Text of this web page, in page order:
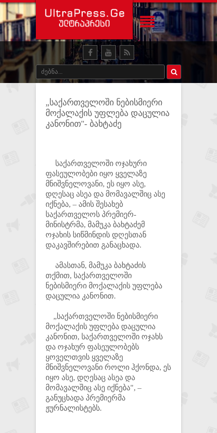
„საქართველოში ნებისმიერი
მოქალაქის უფლება დაცულია
კანონით"- ბახტაძე
საქართველოში ოჯახური
ფასეულობები იყო ყველაზე
მნიშვნელოვანი, ეს იყო ასე,
დღესაც ასეა და მომავალშიც ასე
იქნება, – ამის შესახებ
საქართველოს პრემიერ-
მინისტრმა, მამუკა ბახტაძემ
ოჯახის სიწმინდის დღესთან
დაკავშირებით განაცხადა.
ამასთან, მამუკა ბახტაძის
თქმით, საქართველოში
ნებისმიერი მოქალაქის უფლება
დაცულია კანონით.
„საქართველოში ნებისმიერი
მოქალაქის უფლება დაცულია
კანონით, საქართველოში ოჯახს
და ოჯახურ ფასეულობებს
ყოველთვის ყველაზე
მნიშვნელოვანი როლი ჰქონდა, ეს
იყო ასე, დღესაც ასეა და
მომავალშიც ასე იქნება", –
განუცხადა პრემიერმა
ჟურნალისტებს.​